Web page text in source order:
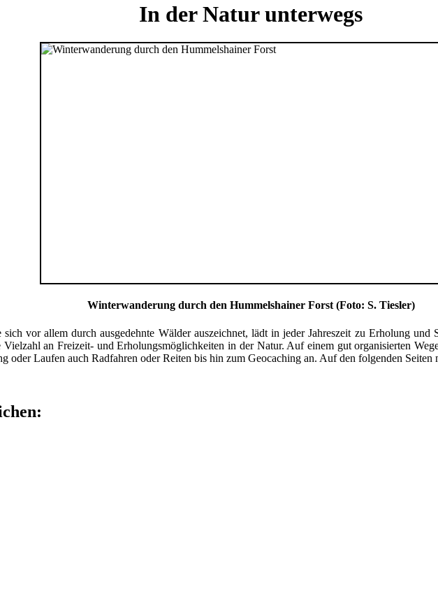
In der Natur unterwegs
Winterwanderung durch den Hummelshainer Forst (Foto: S. Tiesler)
vor allem durch ausgedehnte Wälder auszeichnet, lädt in jeder Jahreszeit zu Erholung
an Freizeit- und Erholungsmöglichkeiten in der Natur. Auf einem gut organisierten
oder Laufen auch Radfahren oder Reiten bis hin zum Geocaching an. Auf den folgenden